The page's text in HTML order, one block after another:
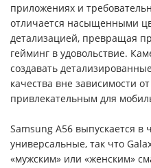
приложениях и
отличается насыщенными
детализацией, превращая
гейминг в удовольствие.
создавать
качества вне зависимости
привлекательным для
Samsung A56 выпускается в
универсальные, так что
«мужским» или «женским»